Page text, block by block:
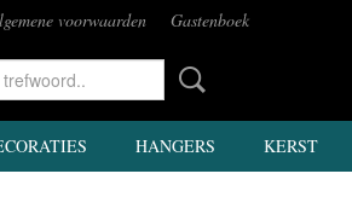
voorwaarden Gastenboek
HANGERS KERST